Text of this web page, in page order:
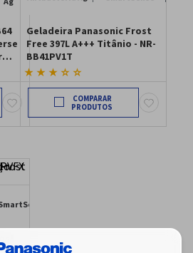
Geladeira Panasonic Frost
Free 397L A+++ Titânio - NR-
BB41PV1T
★ ★ ★ ☆ ☆
COMPARAR